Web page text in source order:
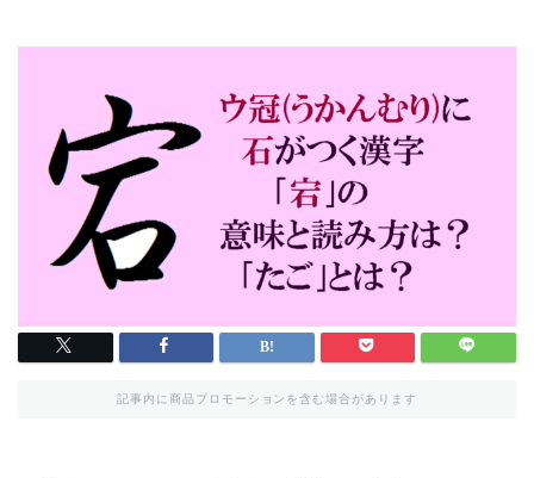
記事内に商品プロモーションを含む場合があります